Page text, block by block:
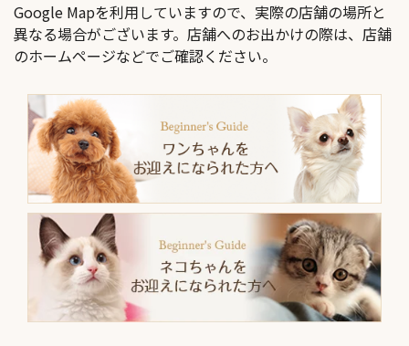
Google Mapを利用していますので、実際の店舗の場所と
異なる場合がございます。店舗へのお出かけの際は、店舗
のホームページなどでご確認ください。